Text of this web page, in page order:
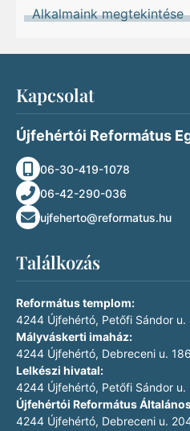
Alkalmaink megtekintése
Kapcsolat
Újfehértói Református
06-30-419-1078
06-42-290-036
ujfeherto@reformatus.hu
Találkozás
Református templom:
4244 Újfehértó, Petőfi Sándor u.
Mályváskerti imaház:
4244 Újfehértó, Debreceni u.
Lelkészi hivatal:
4244 Újfehértó, Petőfi Sándor u.
Újfehértói Református
4244 Újfehértó, Debreceni u.